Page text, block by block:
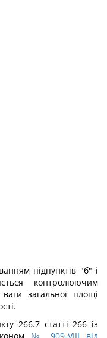
підпунктів "б" і
контролюючим
загальної площі
266.7 статті 266 із